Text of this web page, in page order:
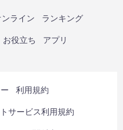
ンライン ランキング
お役立ち アプリ
利用規約
サービス利用規約